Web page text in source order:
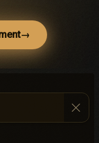
→